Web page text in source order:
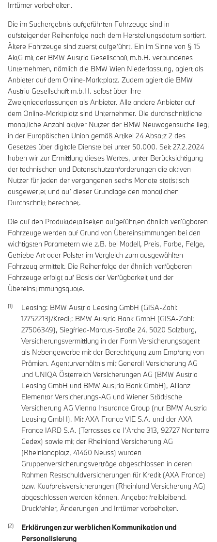
Irrtümer vorbehalten.
Die im Suchergebnis aufgeführten Fahrzeuge sind in
aufsteigender Reihenfolge nach dem Herstellungsdatum sortiert.
Ältere Fahrzeuge sind zuerst aufgeführt. Ein im Sinne von § 15
AktG mit der BMW Austria Gesellschaft m.b.H. verbundenes
Unternehmen, nämlich die BMW Wien Niederlassung, agiert als
Anbieter auf dem Online-Marktplatz. Zudem agiert die BMW
Austria Gesellschaft m.b.H. selbst über ihre
Zweigniederlassungen als Anbieter. Alle andere Anbieter auf
dem Online-Marktplatz sind Unternehmer. Die durchschnittliche
monatliche Anzahl aktiver Nutzer der BMW Neuwagensuche liegt
in der Europäischen Union gemäß Artikel 24 Absatz 2 des
Gesetzes über digitale Dienste bei unter 50.000. Seit 27.2.2024
haben wir zur Ermittlung dieses Wertes, unter Berücksichtigung
der technischen und Datenschutzanforderungen die aktiven
Nutzer für jeden der vergangenen sechs Monate statistisch
ausgewertet und auf dieser Grundlage den monatlichen
Durchschnitt berechnet.
Die auf den Produktdetailseiten aufgeführten ähnlich verfügbaren
Fahrzeuge werden auf Grund von Übereinstimmungen bei den
wichtigsten Parametern wie z.B. bei Modell, Preis, Farbe, Felge,
Getriebe Art oder Polster im Vergleich zum ausgewählten
Fahrzeug ermittelt. Die Reihenfolge der ähnlich verfügbaren
Fahrzeuge erfolgt auf Basis der Verfügbarkeit und der
Übereinstimmungsquote.
Leasing: BMW Austria Leasing GmbH (GISA-Zahl:
17752213)/Kredit: BMW Austria Bank GmbH (GISA-Zahl:
27506349), Siegfried-Marcus-Straße 24, 5020 Salzburg,
Versicherungsvermittlung in der Form Versicherungsagent
als Nebengewerbe mit der Berechtigung zum Empfang von
Prämien. Agenturverhältnis mit Generali Versicherung AG
und UNIQA Österreich Versicherungen AG (BMW Austria
Leasing GmbH und BMW Austria Bank GmbH), Allianz
Elementar Versicherungs-AG und Wiener Städtische
Versicherung AG Vienna Insurance Group (nur BMW Austria
Leasing GmbH). Mit AXA France VIE S.A. und der AXA
France IARD S.A. (Terrasses de I’Arche 313, 92727 Nanterre
Cedex) sowie mit der Rheinland Versicherung AG
(Rheinlandplatz, 41460 Neuss) wurden
Gruppenversicherungsverträge abgeschlossen in deren
Rahmen Restschuldversicherungen für Kredit (AXA France)
bzw. Kaufpreisversicherungen (Rheinland Versicherung AG)
abgeschlossen werden können. Angebot freibleibend.
Druckfehler, Änderungen und Irrtümer vorbehalten.
Erklärungen zur werblichen Kommunikation und
Personalisierung